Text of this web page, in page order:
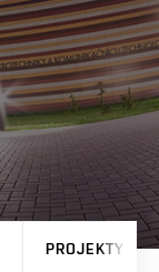
PROJEKTY